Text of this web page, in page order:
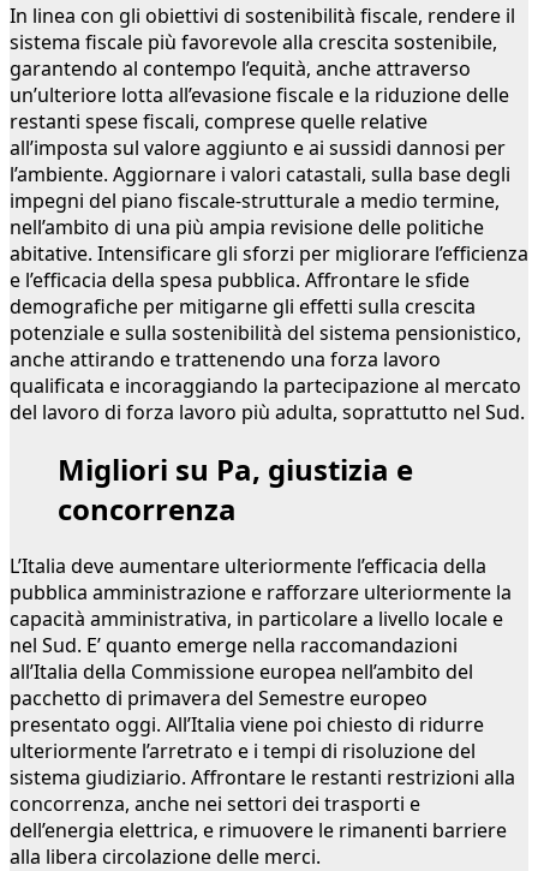
In linea con gli obiettivi di sostenibilità fiscale, rendere il
sistema fiscale più favorevole alla crescita sostenibile,
garantendo al contempo l’equità, anche attraverso
un’ulteriore lotta all’evasione fiscale e la riduzione delle
restanti spese fiscali, comprese quelle relative
all’imposta sul valore aggiunto e ai sussidi dannosi per
l’ambiente. Aggiornare i valori catastali, sulla base degli
impegni del piano fiscale-strutturale a medio termine,
nell’ambito di una più ampia revisione delle politiche
abitative. Intensificare gli sforzi per migliorare l’efficienza
e l’efficacia della spesa pubblica. Affrontare le sfide
demografiche per mitigarne gli effetti sulla crescita
potenziale e sulla sostenibilità del sistema pensionistico,
anche attirando e trattenendo una forza lavoro
qualificata e incoraggiando la partecipazione al mercato
del lavoro di forza lavoro più adulta, soprattutto nel Sud.
Migliori su Pa, giustizia e
concorrenza
L’Italia deve aumentare ulteriormente l’efficacia della
pubblica amministrazione e rafforzare ulteriormente la
capacità amministrativa, in particolare a livello locale e
nel Sud. E’ quanto emerge nella raccomandazioni
all’Italia della Commissione europea nell’ambito del
pacchetto di primavera del Semestre europeo
presentato oggi. All’Italia viene poi chiesto di ridurre
ulteriormente l’arretrato e i tempi di risoluzione del
sistema giudiziario. Affrontare le restanti restrizioni alla
concorrenza, anche nei settori dei trasporti e
dell’energia elettrica, e rimuovere le rimanenti barriere
alla libera circolazione delle merci.